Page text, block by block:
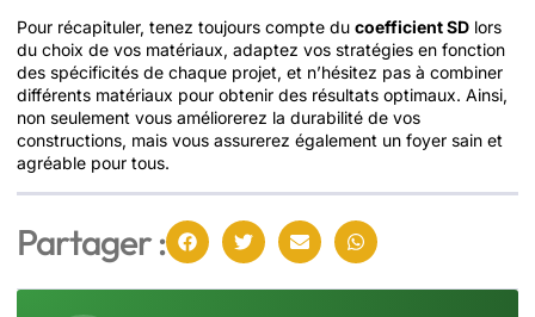
Pour récapituler, tenez toujours compte du coefficient SD lors
du choix de vos matériaux, adaptez vos stratégies en fonction
des spécificités de chaque projet, et n’hésitez pas à combiner
différents matériaux pour obtenir des résultats optimaux. Ainsi,
non seulement vous améliorerez la durabilité de vos
constructions, mais vous assurerez également un foyer sain et
agréable pour tous.
Partager :